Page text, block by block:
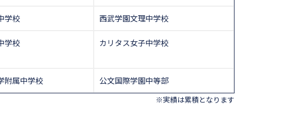
学校 西武学園文理中学校
学校 カリタス女子中学校
附属中学校 公文国際学園中等部
※実績は累積となります